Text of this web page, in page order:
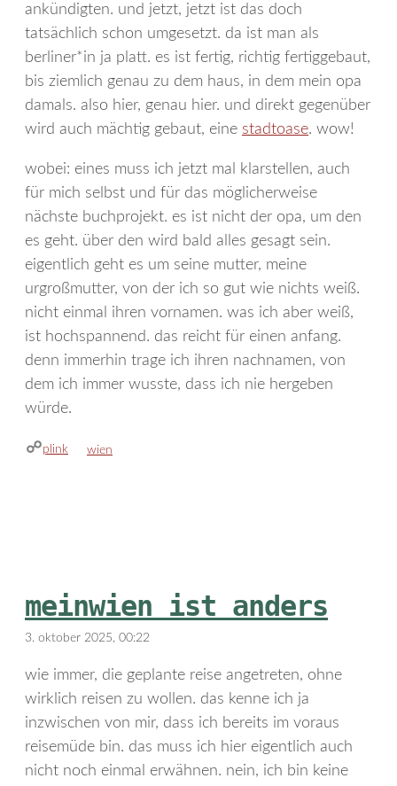
ankündigten. und jetzt, jetzt ist das doch
tatsächlich schon umgesetzt. da ist man als
berliner*in ja platt. es ist fertig, richtig fertiggebaut,
bis ziemlich genau zu dem haus, in dem mein opa
damals. also hier, genau hier. und direkt gegenüber
wird auch mächtig gebaut, eine stadtoase. wow!
wobei: eines muss ich jetzt mal klarstellen, auch
für mich selbst und für das möglicherweise
nächste buchprojekt. es ist nicht der opa, um den
es geht. über den wird bald alles gesagt sein.
eigentlich geht es um seine mutter, meine
urgroßmutter, von der ich so gut wie nichts weiß.
nicht einmal ihren vornamen. was ich aber weiß,
ist hochspannend. das reicht für einen anfang.
denn immerhin trage ich ihren nachnamen, von
dem ich immer wusste, dass ich nie hergeben
würde.
plink kategorien
wien
meinwien ist anders
3. oktober 2025, 00:22
wie immer, die geplante reise angetreten, ohne
wirklich reisen zu wollen. das kenne ich ja
inzwischen von mir, dass ich bereits im voraus
reisemüde bin. das muss ich hier eigentlich auch
nicht noch einmal erwähnen. nein, ich bin keine